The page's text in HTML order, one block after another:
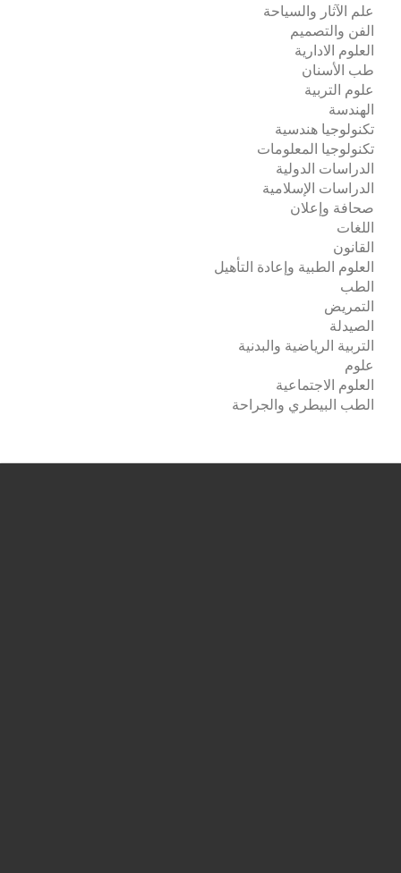
علم الآثار والسياحة
الفن والتصميم
العلوم الادارية
طب الأسنان
علوم التربية
الهندسة
تكنولوجيا هندسية
تكنولوجيا المعلومات
الدراسات الدولية
الدراسات الإسلامية
صحافة وإعلان
اللغات
القانون
العلوم الطبية وإعادة التأهيل
الطب
التمريض
الصيدلة
التربية الرياضية والبدنية
علوم
العلوم الاجتماعية
الطب البيطري والجراحة